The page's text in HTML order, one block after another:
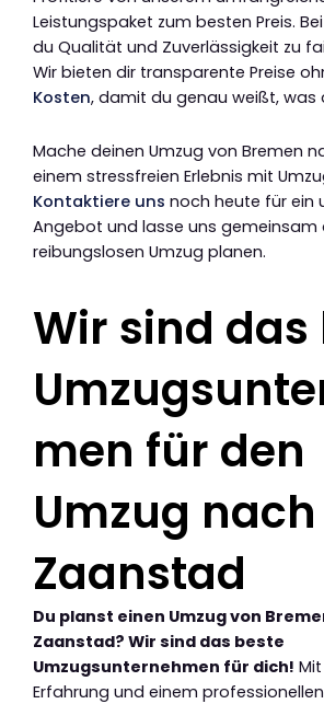
Leistungspaket zum besten Preis.
du Qualität und Zuverlässigkeit zu
Wir bieten dir transparente Preise
Kosten, damit du genau weißt, was
Mache deinen Umzug von Bremen
einem stressfreien Erlebnis mit
Kontaktiere uns noch heute für ein
Angebot und lasse uns gemeinsam
reibungslosen Umzug planen.
Wir sind das
men für den
Umzug nach
Zaanstad
Du planst einen Umzug von
Zaanstad? Wir sind das beste
Umzugsunternehmen für dich!
Erfahrung und einem